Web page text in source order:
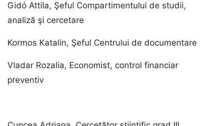
Gidó Attila, Şeful Compartimentului de studii,
analiză şi cercetare
Kormos Katalin, Şeful Centrului de documentare
Vladar Rozalia, Economist, control financiar
preventiv